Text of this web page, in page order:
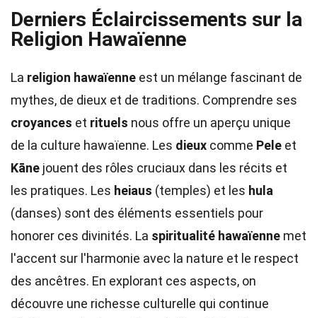
Derniers Éclaircissements sur la
Religion Hawaïenne
La religion hawaïenne est un mélange fascinant de
mythes, de dieux et de traditions. Comprendre ses
croyances et rituels nous offre un aperçu unique
de la culture hawaïenne. Les dieux comme Pele et
Kāne jouent des rôles cruciaux dans les récits et
les pratiques. Les heiaus (temples) et les hula
(danses) sont des éléments essentiels pour
honorer ces divinités. La spiritualité hawaïenne met
l'accent sur l'harmonie avec la nature et le respect
des ancêtres. En explorant ces aspects, on
découvre une richesse culturelle qui continue